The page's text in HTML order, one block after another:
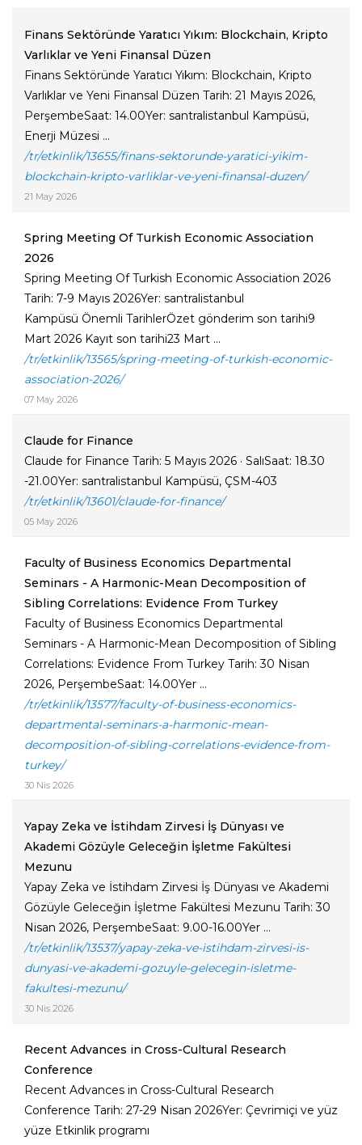
Finans Sektöründe Yaratıcı Yıkım: Blockchain, Kripto
Varlıklar ve Yeni Finansal Düzen
Finans Sektöründe Yaratıcı Yıkım: Blockchain, Kripto
Varlıklar ve Yeni Finansal Düzen Tarih: 21 Mayıs 2026,
PerşembeSaat: 14.00Yer: santralistanbul Kampüsü,
Enerji Müzesi ...
/tr/etkinlik/13655/finans-sektorunde-yaratici-yikim-
blockchain-kripto-varliklar-ve-yeni-finansal-duzen/
21 May 2026
Spring Meeting Of Turkish Economic Association
2026
Spring Meeting Of Turkish Economic Association 2026
Tarih: 7-9 Mayıs 2026Yer: santralistanbul
Kampüsü Önemli TarihlerÖzet gönderim son tarihi9
Mart 2026 Kayıt son tarihi23 Mart ...
/tr/etkinlik/13565/spring-meeting-of-turkish-economic-
association-2026/
07 May 2026
Claude for Finance
Claude for Finance Tarih: 5 Mayıs 2026 · SalıSaat: 18.30
-21.00Yer: santralistanbul Kampüsü, ÇSM-403
/tr/etkinlik/13601/claude-for-finance/
05 May 2026
Faculty of Business Economics Departmental
Seminars - A Harmonic-Mean Decomposition of
Sibling Correlations: Evidence From Turkey
Faculty of Business Economics Departmental
Seminars - A Harmonic-Mean Decomposition of Sibling
Correlations: Evidence From Turkey Tarih: 30 Nisan
2026, PerşembeSaat: 14.00Yer ...
/tr/etkinlik/13577/faculty-of-business-economics-
departmental-seminars-a-harmonic-mean-
decomposition-of-sibling-correlations-evidence-from-
turkey/
30 Nis 2026
Yapay Zeka ve İstihdam Zirvesi İş Dünyası ve
Akademi Gözüyle Geleceğin İşletme Fakültesi
Mezunu
Yapay Zeka ve İstihdam Zirvesi İş Dünyası ve Akademi
Gözüyle Geleceğin İşletme Fakültesi Mezunu Tarih: 30
Nisan 2026, PerşembeSaat: 9.00-16.00Yer ...
/tr/etkinlik/13537/yapay-zeka-ve-istihdam-zirvesi-is-
dunyasi-ve-akademi-gozuyle-gelecegin-isletme-
fakultesi-mezunu/
30 Nis 2026
Recent Advances in Cross-Cultural Research
Conference
Recent Advances in Cross-Cultural Research
Conference Tarih: 27-29 Nisan 2026Yer: Çevrimiçi ve yüz
yüze Etkinlik programı